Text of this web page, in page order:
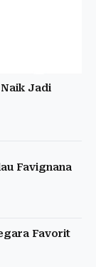
Jadi
Favignana
Favorit